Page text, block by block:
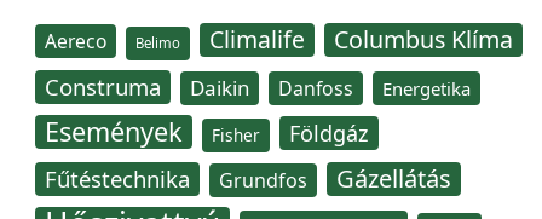
Aereco Belimo Climalife Columbus Klíma
Construma Daikin Danfoss Energetika
Események Fisher Földgáz
Fűtéstechnika Grundfos Gázellátás